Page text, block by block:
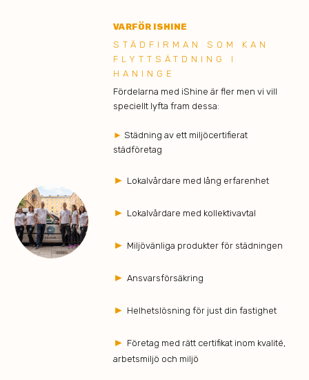
VARFÖR ISHINE
STÄDFIRMAN SOM KAN
FLYTTSÄTDNING I
HANINGE
Fördelarna med iShine är fler men vi vill
speciellt lyfta fram dessa:
► Städning av ett miljöcertifierat
städföretag
► Lokalvårdare med lång erfarenhet
► Lokalvårdare med kollektivavtal
► Miljövänliga produkter för städningen
►Ansvarsförsäkring
► Helhetslösning för just din fastighet
► Företag med rätt certifikat inom kvalité,
arbetsmiljö och miljö